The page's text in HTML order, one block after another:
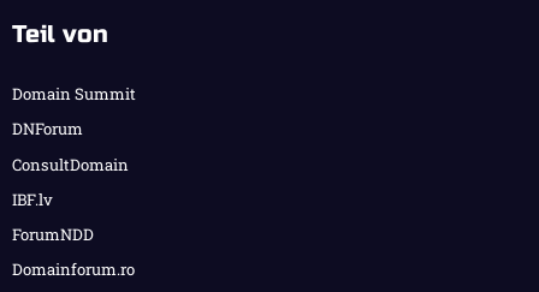
Teil von
Domain Summit
DNForum
ConsultDomain
IBF.lv
ForumNDD
Domainforum.ro